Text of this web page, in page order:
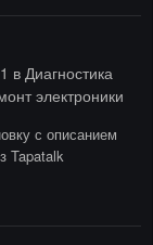
в Диагностика
электроники
с описанием
Tapatalk